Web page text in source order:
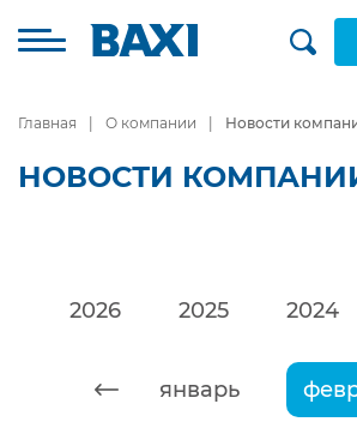
Главная О компании Новости
НОВОСТИ
2026 2025 2024
январь